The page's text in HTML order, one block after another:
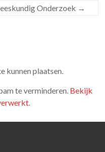
Onderzoek →
kunnen plaatsen.
te verminderen. Bekijk
.